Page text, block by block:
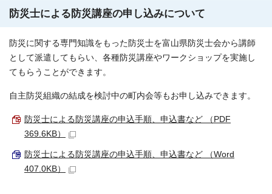
防災士による防災講座の申し込みについて
防災に関する専門知識をもった防災士を富山県防災士会から講師
として派遣してもらい、各種防災講座やワークショップを実施し
てもらうことができます。
自主防災組織の結成を検討中の町内会等もお申し込みできます。
防災士による防災講座の申込手順、申込書など （PDF
369.6KB）
防災士による防災講座の申込手順、申込書など （Word
407.0KB）